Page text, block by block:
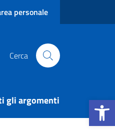
personale
Cerca
gli argomenti Apri la